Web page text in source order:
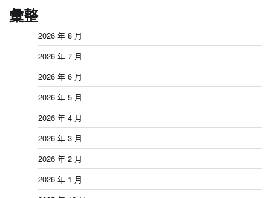
彙整
2026 年 8 月
2026 年 7 月
2026 年 6 月
2026 年 5 月
2026 年 4 月
2026 年 3 月
2026 年 2 月
2026 年 1 月